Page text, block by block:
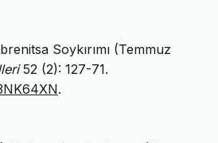
Soykırımı (Temmuz
52 (2): 127-71.
.